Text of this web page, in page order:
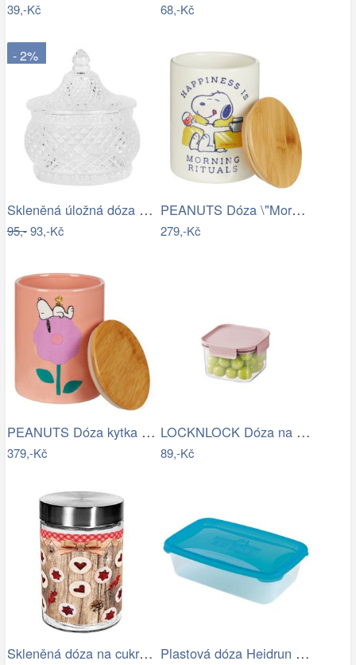
39,-Kč 68,-Kč
- 2%
Skleněná úložná dóza na curovinky - Ø…
95,-93,-Kč
PEANUTS Dóza \"Morning Rituals\"…
279,-Kč
PEANUTS Dóza kytka velká - růžová
379,-Kč
LOCKNLOCK Dóza na potraviny LOCK 860ml…
89,-Kč
Skleněná dóza na cukroví TORO 1100ml… Plastová dóza Heidrun Polar Frost 2,1l